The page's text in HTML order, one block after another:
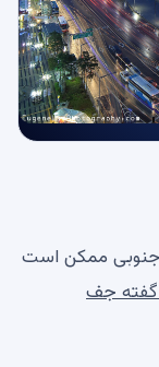
جنوبی ممکن است
گفته جف